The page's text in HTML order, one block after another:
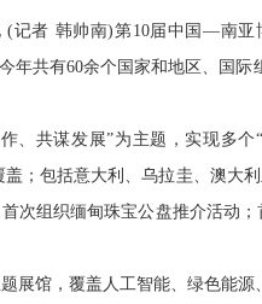
(记者 韩帅南)第10届中国—南
年共有60余个国家和地区、国
共谋发展”为主题，实现多个
盖；包括意大利、乌拉圭、澳大
次组织缅甸珠宝公盘推介活动
馆，覆盖人工智能、绿色能源